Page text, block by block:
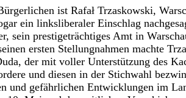
ist Rafał Trzaskowski,
ein linksliberaler Einschlag
sein prestigeträchtiges Amt in
ersten Stellungnahmen machte
der mit voller Unterstützung des
und diesen in der Stichwahl
und gefährlichen Entwicklungen im